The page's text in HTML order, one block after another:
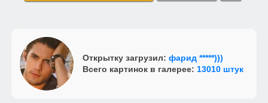
Открытку загрузил: фарид *****)))
Всего картинок в галерее: 13010 штук